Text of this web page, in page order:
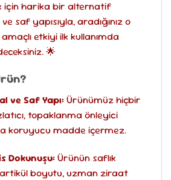
için harika bir alternatif
saf yapısıyla, aradığınız o
etkiyi ilk kullanımda
🌟
ve Saf Yapı:Ürünümüz hiçbir
topaklanma önleyici
koruyucu madde içermez.
Dokunuşu:Ürünün saflık
boyutu, uzman ziraat